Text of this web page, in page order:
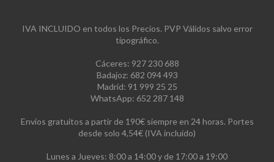
IVA INCLUIDO en todos los Precios. PVP Válidos salvo error
tipográfico.
Cáceres: 927 230 688
Badajoz: 682 094 493
Madrid: 91 999 25 25
WhatsApp: 652 287 148
Envíos gratuitos a partir de 190€ siempre en 24 horas. Portes
desde solo 4,54€ (IVA incluido)
Lunes a Jueves: 8:00 a 14:00 y de 17:00 a 19:00